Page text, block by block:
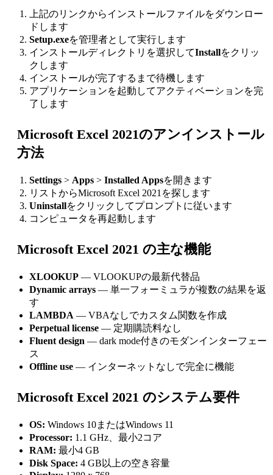
上記のリンクからインストールファイルをダウンロー
ドします
Setup.exeを管理者として実行します
インストールディレクトリを選択してInstallをクリッ
クします
インストールが完了するまで待機します
アプリケーションを起動してアクティベーションを完
了します
Microsoft Excel 2021のアンインストール
方法
Settings > Apps > Installed Appsを開きます
リストからMicrosoft Excel 2021を探します
Uninstallをクリックしてプロンプトに従います
コンピュータを再起動します
Microsoft Excel 2021 の主な機能
XLOOKUP — VLOOKUPの最新代替品
Dynamic arrays — 単一フォーミュラが複数の結果を返
す
LAMBDA — VBAなしでカスタム関数を作成
Perpetual license — 定期購読料なし
Fluent design — dark mode付きのモダンインターフェー
ス
Offline use — インターネットなしで完全に機能
Microsoft Excel 2021 のシステム要件
OS: Windows 10またはWindows 11
Processor: 1.1 GHz、最小2コア
RAM: 最小4 GB
Disk Space: 4 GB以上の空き容量